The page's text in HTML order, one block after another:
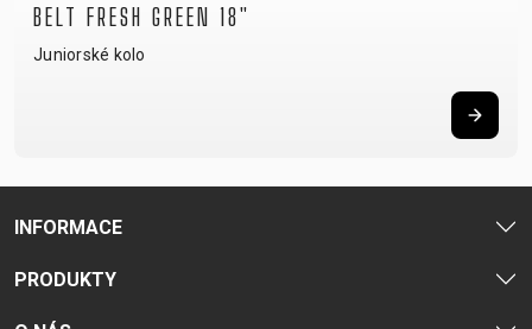
BELT FRESH GREEN 18"
Juniorské kolo
INFORMACE
PRODUKTY